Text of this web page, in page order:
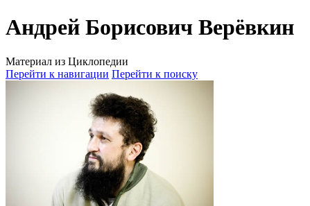
Андрей Борисович Верёвкин
Материал из Циклопедии
Перейти к навигации Перейти к поиску